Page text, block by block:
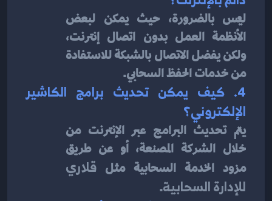
من خدمات الحفظ السحابي.
4. كيف يمكن تحديث برامج الكاشير
الإلكتروني؟
مزود الخدمة السحابية مثل
للإدارة السحابية.